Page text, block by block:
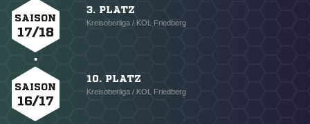
SAISON
17/18
3. PLATZ
Kreisoberliga / KOL Friedberg
SAISON
16/17
10. PLATZ
Kreisoberliga / KOL Friedberg